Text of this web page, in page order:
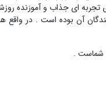
ای جذاب و آموزنده
آن بوده است . در
شماست .